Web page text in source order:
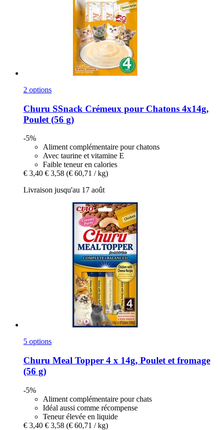
2 options
Churu SSnack Crémeux pour Chatons 4x14g,
Poulet (56 g)
-5%
Aliment complémentaire pour chatons
Avec taurine et vitamine E
Faible teneur en calories
€ 3,40 € 3,58 (€ 60,71 / kg)
Livraison jusqu'au 17 août
5 options
Churu Meal Topper 4 x 14g, Poulet et fromage
(56 g)
-5%
Aliment complémentaire pour chats
Idéal aussi comme récompense
Teneur élevée en liquide
€ 3,40 € 3,58 (€ 60,71 / kg)